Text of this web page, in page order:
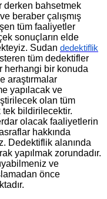
derken bahsetmek
beraber çalışmış
tüm faaliyetler
sonuçların elde
Sudan dedektiflik
tüm dedektifler
herhangi bir konuda
araştırmalar
yapılacak ve
olan tüm
tek bildirilecektir.
olacak faaliyetlerin
hakkında
Dedektiflik alanında
yapılmak zorundadır.
ve
önce